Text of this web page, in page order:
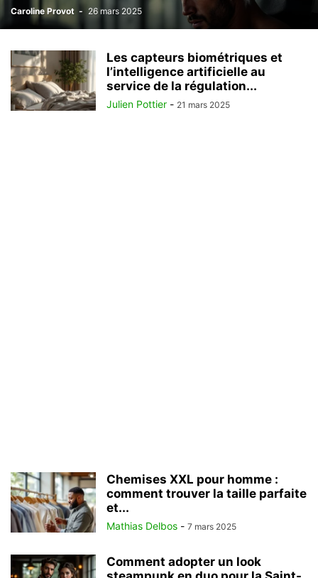
Caroline Provot - 26 mars 2025
Les capteurs biométriques et
l’intelligence artificielle au
service de la régulation...
Julien Pottier - 21 mars 2025
Chemises XXL pour homme :
comment trouver la taille parfaite
et...
Mathias Delbos - 7 mars 2025
Comment adopter un look